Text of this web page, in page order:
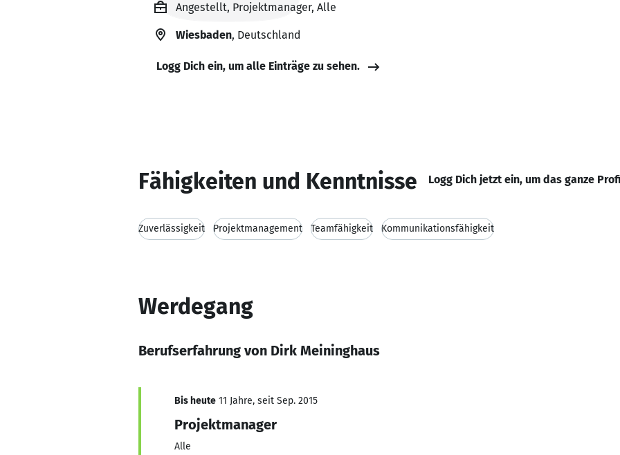
Angestellt, Projektmanager, Alle
Wiesbaden, Deutschland
Logg Dich ein, um alle Einträge zu sehen.
Fähigkeiten und Kenntnisse Logg Dich jetzt ein, um das ganze
Zuverlässigkeit Projektmanagement Teamfähigkeit Kommunikationsfähigkeit
Werdegang
Berufserfahrung von Dirk Meininghaus
Bis heute 11 Jahre, seit Sep. 2015
Projektmanager
Alle